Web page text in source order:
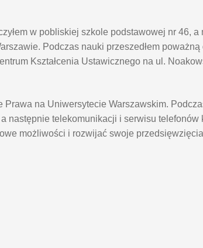
w pobliskiej szkole podstawowej nr 46,
Podczas nauki przeszedłem
Kształcenia Ustawicznego na ul.
na Uniwersytecie Warszawskim.
następnie telekomunikacji i serwisu
możliwości i rozwijać swoje